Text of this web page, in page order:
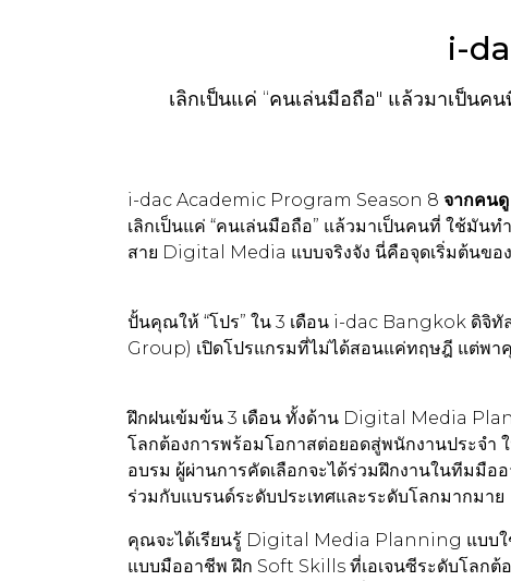
i-
เลิกเป็นแค่ “คนเล่นมือถือ" แล้วมาเป็น
i-dac Academic Program Season 8 จากคน
เลิกเป็นแค่ “คนเล่นมือถือ” แล้วมาเป็นคนที่ ใช้มัน
สาย Digital Media แบบจริงจัง นี่คือจุดเริ่มต้นข
ปั้นคุณให้ “โปร” ใน 3 เดือน i-dac Bangkok ดิจิ
Group) เปิดโปรแกรมที่ไม่ได้สอนแค่ทฤษฎี แต่พา
ฝึกฝนเข้มข้น 3 เดือน ทั้งด้าน Digital Media
โลกต้องการพร้อมโอกาสต่อยอดสู่พนักงานประจ
อบรม ผู้ผ่านการคัดเลือกจะได้ร่วมฝึกงานในทีมมื
ร่วมกับแบรนด์ระดับประเทศและระดับโลกมากมาย
คุณจะได้เรียนรู้ Digital Media Planning แบบใ
แบบมืออาชีพ ฝึก Soft Skills ที่เอเจนซีระดับโลก